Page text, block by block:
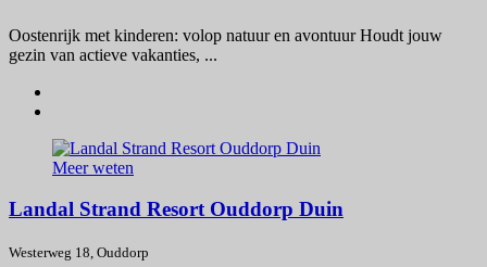
Oostenrijk met kinderen: volop natuur en avontuur Houdt jouw
gezin van actieve vakanties, ...
Meer weten
Landal Strand Resort Ouddorp Duin
Westerweg 18, Ouddorp